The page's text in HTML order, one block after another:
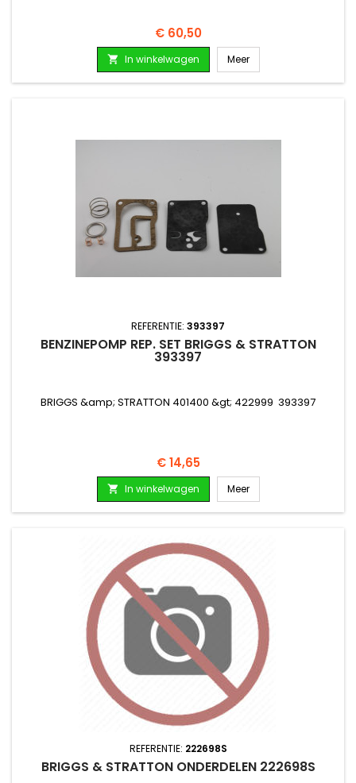
Prijs
€ 60,50
 In winkelwagen Meer
REFERENTIE: 393397
BENZINEPOMP REP. SET BRIGGS & STRATTON
393397
BRIGGS &amp; STRATTON 401400 &gt; 422999 393397
Prijs
€ 14,65
 In winkelwagen Meer
REFERENTIE: 222698S
BRIGGS & STRATTON ONDERDELEN 222698S